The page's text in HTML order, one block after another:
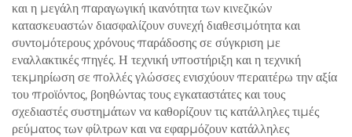
και η μεγάλη παραγωγική ικανότητα των κινεζικών
κατασκευαστών διασφαλίζουν συνεχή διαθεσιμότητα και
συντομότερους χρόνους παράδοσης σε σύγκριση με
εναλλακτικές πηγές. Η τεχνική υποστήριξη και η τεχνική
τεκμηρίωση σε πολλές γλώσσες ενισχύουν περαιτέρω την αξία
του προϊόντος, βοηθώντας τους εγκαταστάτες και τους
σχεδιαστές συστημάτων να καθορίζουν τις κατάλληλες τιμές
ρεύματος των φίλτρων και να εφαρμόζουν κατάλληλες